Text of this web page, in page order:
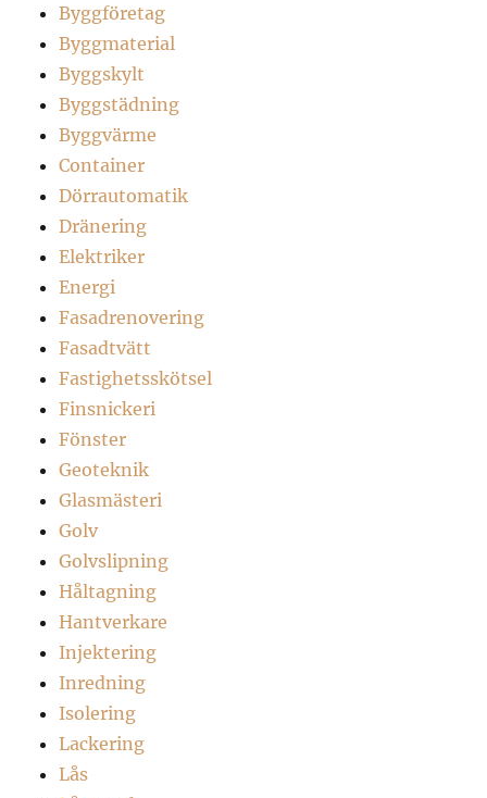
Byggföretag
Byggmaterial
Byggskylt
Byggstädning
Byggvärme
Container
Dörrautomatik
Dränering
Elektriker
Energi
Fasadrenovering
Fasadtvätt
Fastighetsskötsel
Finsnickeri
Fönster
Geoteknik
Glasmästeri
Golv
Golvslipning
Håltagning
Hantverkare
Injektering
Inredning
Isolering
Lackering
Lås